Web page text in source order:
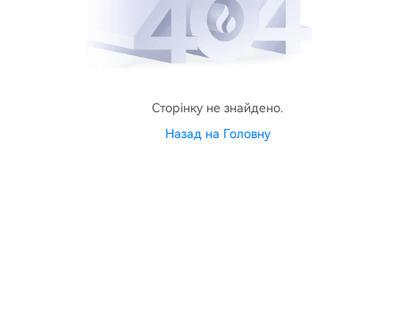
Сторінку не знайдено.
Назад на Головну